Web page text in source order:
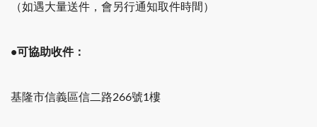
（如遇大量送件，會另行通知取件時間）
•可協助收件：
基隆市信義區信二路266號1樓